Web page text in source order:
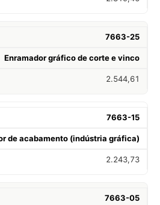
7663-25
Enramador gráfico de corte e vinco
2.544,61
7663-15
de acabamento (indústria gráfica)
2.243,73
7663-05